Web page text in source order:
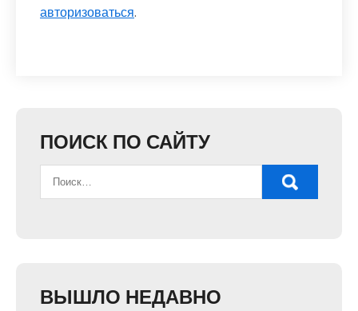
авторизоваться.
ПОИСК ПО САЙТУ
ВЫШЛО НЕДАВНО